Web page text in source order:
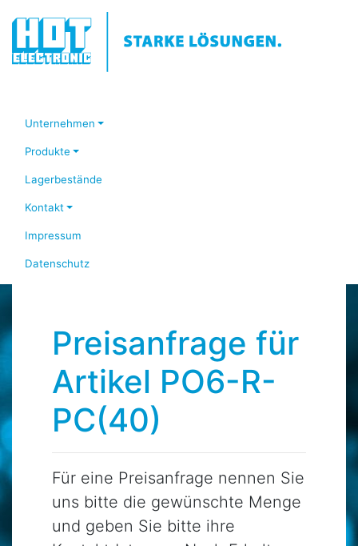
Unternehmen
Produkte
Lagerbestände
Kontakt
Impressum
Datenschutz
Preisanfrage für
Artikel PO6-R-
PC(40)
Für eine Preisanfrage nennen Sie
uns bitte die gewünschte Menge
und geben Sie bitte ihre